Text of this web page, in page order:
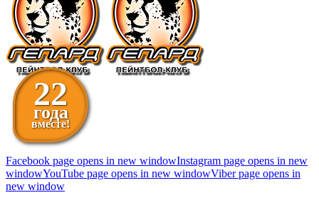
22
года
вместе!
Facebook page opens in new windowInstagram page opens in new
windowYouTube page opens in new windowViber page opens in
new window